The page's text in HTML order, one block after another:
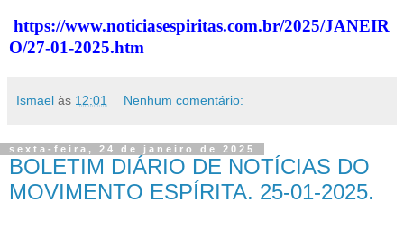
https://www.noticiasespiritas.com.br/2025/JANEIR
O/27-01-2025.htm
Ismael às 12:01 Nenhum comentário:
sexta-feira, 24 de janeiro de 2025
BOLETIM DIÁRIO DE NOTÍCIAS DO
MOVIMENTO ESPÍRITA. 25-01-2025.